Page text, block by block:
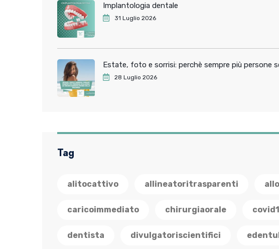
Implantologia dentale
31 Luglio 2026
Estate, foto e sorrisi: perchè sempre più persone
28 Luglio 2026
Tag
alitocattivo allineatoritrasparenti
caricoimmediato chirurgiaorale
dentista divulgatoriscientifici